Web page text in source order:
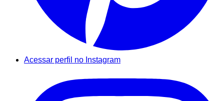
Acessar perfil no Instagram